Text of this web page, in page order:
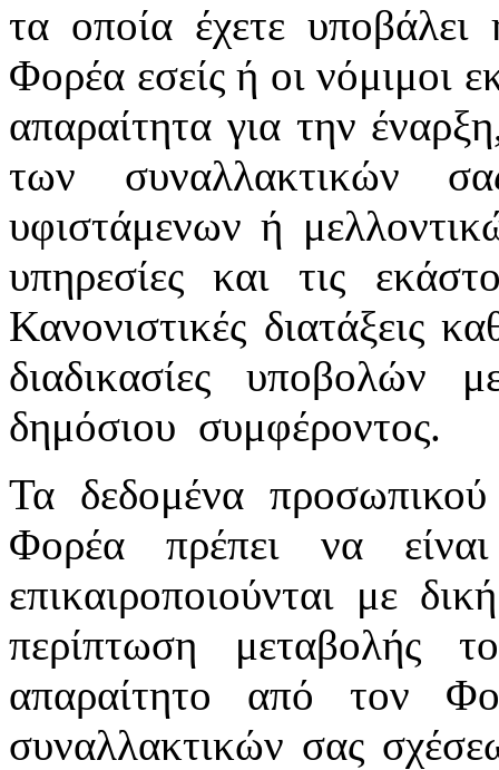
τα οποία έχετε
Φορέα εσείς ή οι νόμιμοι
απαραίτητα για την
των συναλλακτικών
υφιστάμενων ή
υπηρεσίες και τις
Κανονιστικές διατάξεις
διαδικασίες
δημόσιου συμφέροντος.
Τα δεδομένα
Φορέα πρέπει να
επικαιροποιούνται με
περίπτωση μεταβολής
απαραίτητο από τον
συναλλακτικών σας